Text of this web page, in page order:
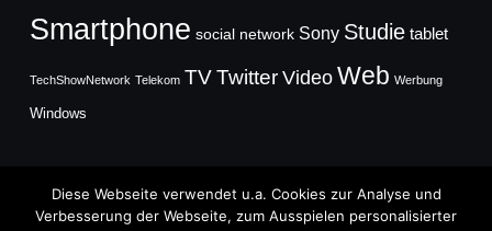
Smartphone social network Sony Studie tablet
TechShowNetwork Telekom TVTwitter Video Web Werbung
Windows
Diese Webseite verwendet u.a. Cookies zur Analyse und
Verbesserung der Webseite, zum Ausspielen personalisierter